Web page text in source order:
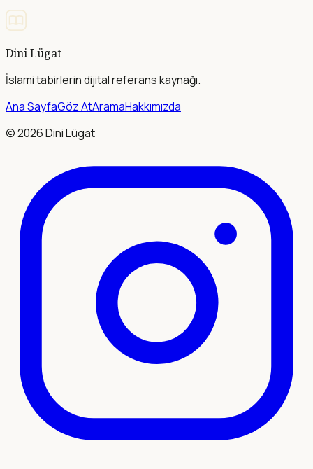
Dini Lügat
İslami tabirlerin dijital referans kaynağı.
Ana SayfaGöz AtAramaHakkımızda
©2026Dini Lügat